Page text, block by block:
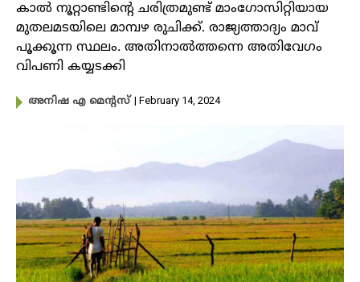
കാൽ നൂറ്റാണ്ടിന്റെ ചരിത്രമുണ്ട് മാം​ഗോസിറ്റിയായ
മുതലമടയിലെ മാമ്പഴ രുചിക്ക്. രാജ്യത്താദ്യം മാവ്
പൂക്കൂന്ന സ്ഥലം. അതിനാൽത്തന്നെ അതിവേ​ഗം
വിപണി കയ്യടക്കി
അനിഷ എ മെന്റസ് | February 14, 2024